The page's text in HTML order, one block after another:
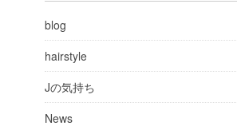
blog
hairstyle
Jの気持ち
News